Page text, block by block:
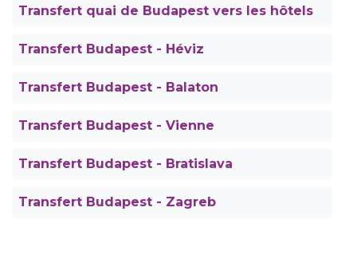
Transfert quai de Budapest vers les hôtels
Transfert Budapest - Héviz
Transfert Budapest - Balaton
Transfert Budapest - Vienne
Transfert Budapest - Bratislava
Transfert Budapest - Zagreb